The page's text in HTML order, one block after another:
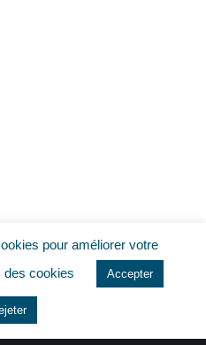
pour améliorer votre
des cookies Accepter